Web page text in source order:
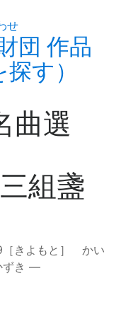
せ
団 作品
す）
曲選
組盞
［きよもと］ かい
き —